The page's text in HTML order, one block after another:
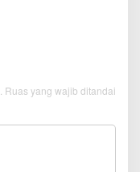
Ruas yang wajib ditandai